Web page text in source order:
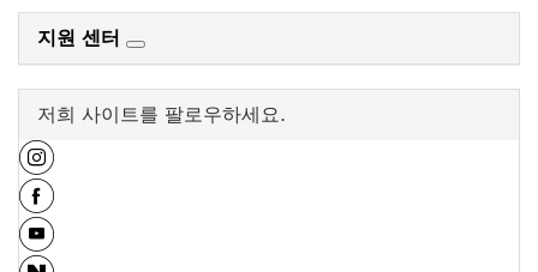
지원 센터
저희 사이트를 팔로우하세요.